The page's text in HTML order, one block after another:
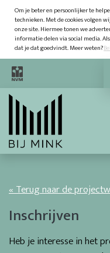
Om je beter en persoonlijker te
technieken. Met de cookies volgen
onze site. Hiermee tonen we
informatie delen via social media.
dat je dat goedvindt. Meer weten?
« Terug naar de
Inschrijven
Heb je interesse in het